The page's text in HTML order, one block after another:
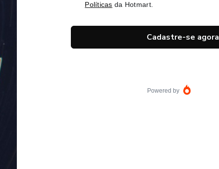
Políticas da Hotmart.
Cadastre-se agora
Powered by